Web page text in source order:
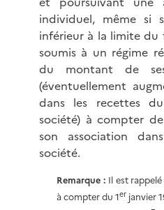
individuel, même si
inférieur à la limite
soumis à un régime
du montant de
(éventuellement
dans les recettes
société) à compter
son association
société.
Remarque :Il est rappelé
à compter du 1er janvier